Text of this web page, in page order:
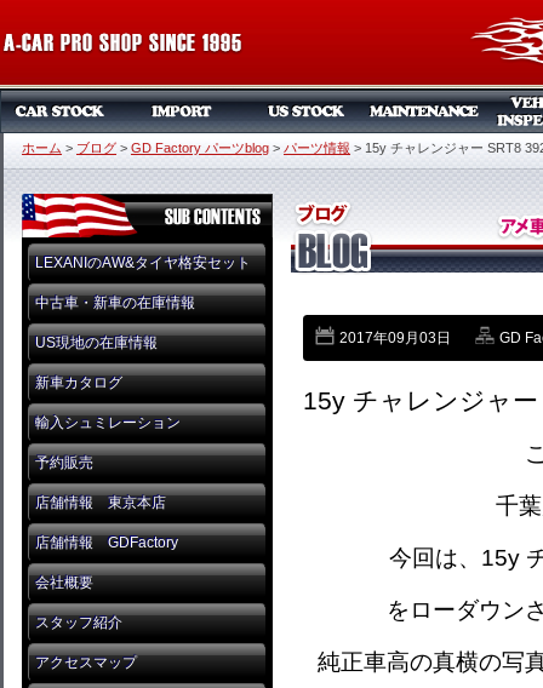
ホーム > ブログ > GD Factory パーツblog > パーツ情報 > 15y チャレンジャー SRT8
LEXANIのAW&タイヤ格安セット
中古車・新車の在庫情報
US現地の在庫情報
新車カタログ
輸入シュミレーション
予約販売
店舗情報 東京本店
店舗情報 GDFactory
会社概要
スタッフ紹介
アクセスマップ
2017年09月03日 GD
15y チャレンジャ
千
今回は、15y
をローダウン
純正車高の真横の写